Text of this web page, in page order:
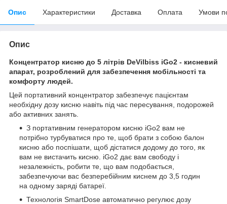
Опис Характеристики Доставка Оплата Умови
Опис
Концентратор кисню до 5 літрів DeVilbiss iGo2 - кисневий
апарат, розроблений для забезпечення мобільності та
комфорту людей.
Цей портативний концентратор забезпечує пацієнтам
необхідну дозу кисню навіть під час пересування, подорожей
або активних занять.
З портативним генератором кисню iGo2 вам не
потрібно турбуватися про те, щоб брати з собою балон
кисню або поспішати, щоб дістатися додому до того, як
вам не вистачить кисню. iGo2 дає вам свободу і
незалежність, робити те, що вам подобається,
забезпечуючи вас безперебійним киснем до 3,5 годин
на одному заряді батареї.
Технологія SmartDose автоматично регулює дозу